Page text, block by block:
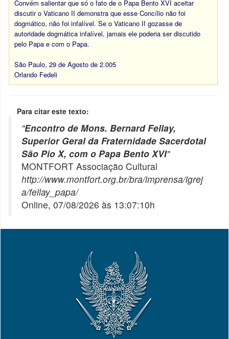
Convém salientar que só o fato de o Papa Bento XVI aceitar
discutir o Vaticano II demonstra que esse Concílio não foi
dogmático, não foi infalível. Se o Vaticano II gozasse de
autoridade dogmática infalível, jamais ele poderia ser discutido
pelo Papa e com o Papa.
São Paulo, 29 de Agosto de 2.005
Orlando Fedeli
Para citar este texto:
"Encontro de Mons. Bernard Fellay,
Superior Geral da Fraternidade Sacerdotal
São Pio X, com o Papa Bento XVI"
MONTFORT Associação Cultural
http://www.montfort.org.br/bra/imprensa/igrej
a/fellay_papa/
Online, 07/08/2026 às 13:07:10h